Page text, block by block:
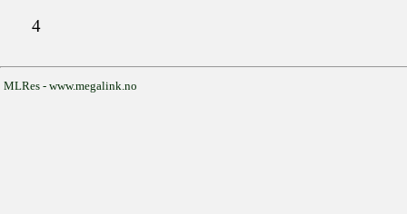
4
MLRes - www.megalink.no